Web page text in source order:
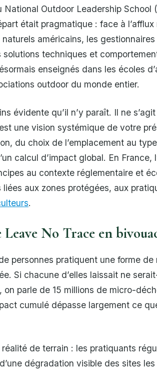
National Outdoor Leadership School
était pragmatique : face à
américains, les
techniques et
enseignés dans les écoles
outdoor du monde entier.
évidente qu’il n’y paraît. Il ne
une vision systémique de votre
du choix de l’emplacement au
calcul d’impact global. En France,
au contexte réglementaire et
aux zones protégées, aux
.
No Trace en
personnes pratiquent une forme
Si chacune d’elles laissait ne
on parle de 15 millions de micro-
cumulé dépasse largement ce
de terrain : les pratiquants
dégradation visible des sites